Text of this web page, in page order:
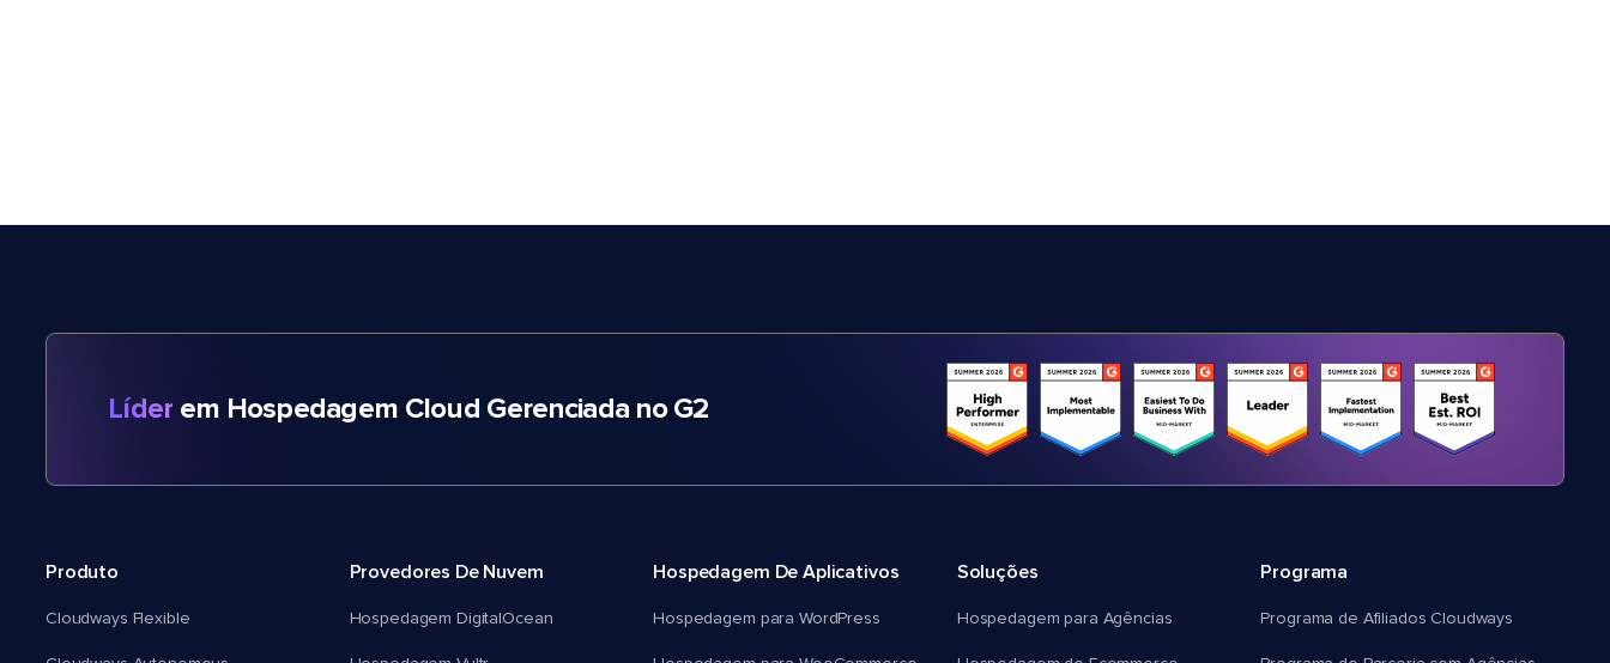
Líder em Hospedagem Cloud Gerenciada no G2
Produto
Cloudways Flexible
Provedores De Nuvem
Hospedagem DigitalOcean
Hospedagem De Aplicativos
Hospedagem para WordPress
Soluções
Hospedagem para Agências
Programa
Programa de Afiliados Cloudways